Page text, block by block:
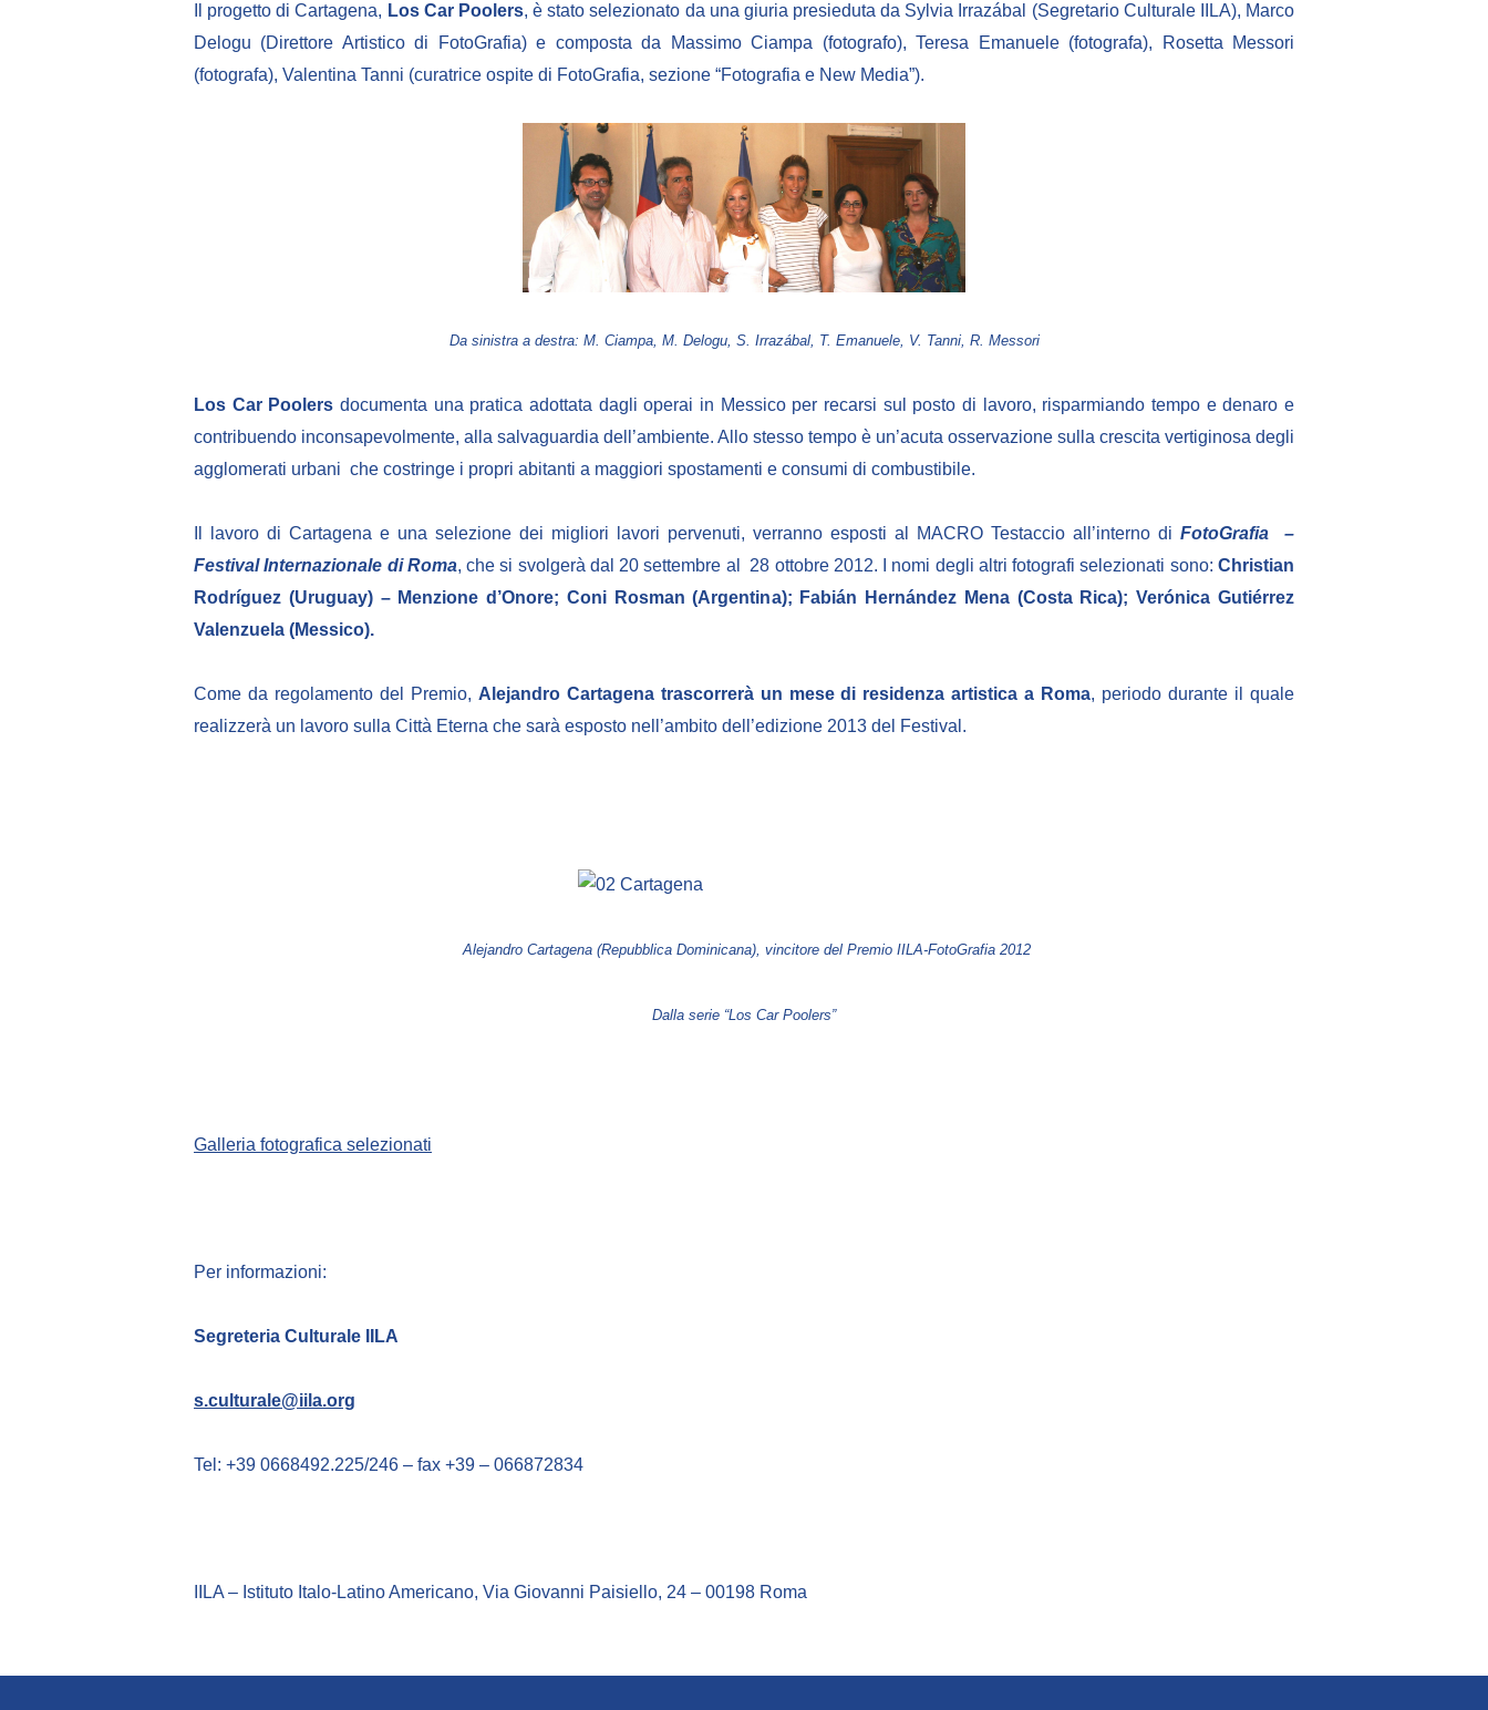
Il progetto di Cartagena, Los Car Poolers, è stato selezionato da una giuria presieduta da Sylvia Irrazábal (Segretario Culturale IILA), Marco
Delogu (Direttore Artistico di FotoGrafia) e composta da Massimo Ciampa (fotografo), Teresa Emanuele (fotografa), Rosetta Messori
(fotografa), Valentina Tanni (curatrice ospite di FotoGrafia, sezione “Fotografia e New Media”).
Da sinistra a destra: M. Ciampa, M. Delogu, S. Irrazábal, T. Emanuele, V. Tanni, R. Messori
Los Car Poolers documenta una pratica adottata dagli operai in Messico per recarsi sul posto di lavoro, risparmiando tempo e denaro e
contribuendo inconsapevolmente, alla salvaguardia dell’ambiente. Allo stesso tempo è un’acuta osservazione sulla crescita vertiginosa degli
agglomerati urbani che costringe i propri abitanti a maggiori spostamenti e consumi di combustibile.
Il lavoro di Cartagena e una selezione dei migliori lavori pervenuti, verranno esposti al MACRO Testaccio all’interno di FotoGrafia –
Festival Internazionale di Roma, che si svolgerà dal 20 settembre al 28 ottobre 2012. I nomi degli altri fotografi selezionati sono:Christian
Rodríguez (Uruguay) – Menzione d’Onore; Coni Rosman (Argentina); Fabián Hernández Mena (Costa Rica); Verónica Gutiérrez
Valenzuela (Messico).
Come da regolamento del Premio, Alejandro Cartagena trascorrerà un mese di residenza artistica a Roma, periodo durante il quale
realizzerà un lavoro sulla Città Eterna che sarà esposto nell’ambito dell’edizione 2013 del Festival.
Alejandro Cartagena (Repubblica Dominicana), vincitore del Premio IILA-FotoGrafia 2012
Dalla serie “Los Car Poolers”
Galleria fotografica selezionati
Per informazioni:
Segreteria Culturale IILA
s.culturale@iila.org
Tel: +39 0668492.225/246 – fax +39 – 066872834
IILA – Istituto Italo-Latino Americano, Via Giovanni Paisiello, 24 – 00198 Roma